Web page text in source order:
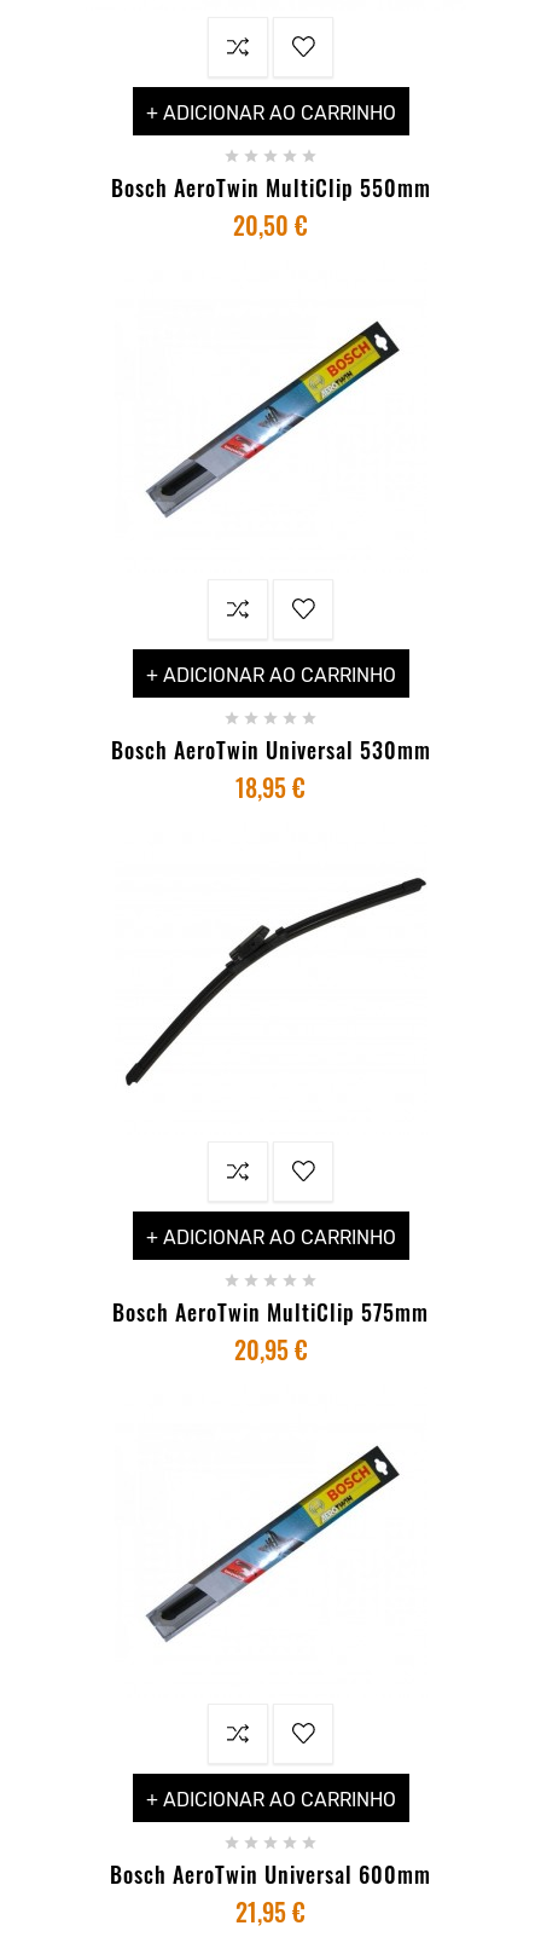
+ ADICIONAR AO CARRINHO
    
Bosch AeroTwin MultiClip 550mm
20,50 €
+ ADICIONAR AO CARRINHO
    
Bosch AeroTwin Universal 530mm
18,95 €
+ ADICIONAR AO CARRINHO
    
Bosch AeroTwin MultiClip 575mm
20,95 €
+ ADICIONAR AO CARRINHO
    
Bosch AeroTwin Universal 600mm
21,95 €